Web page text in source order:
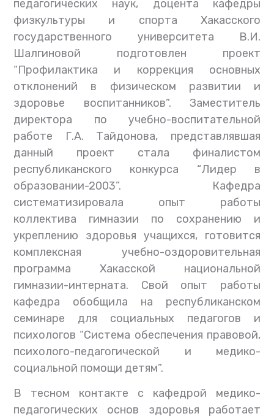
педагогических наук, доцента кафедры
физкультуры и спорта Хакасского
государственного университета В.И.
Шалгиновой подготовлен проект
“Профилактика и коррекция основных
отклонений в физическом развитии и
здоровье воспитанников”. Заместитель
директора по учебно-воспитательной
работе Г.А. Тайдонова, представлявшая
данный проект стала финалистом
республиканского конкурса “Лидер в
образовании-2003”. Кафедра
систематизировала опыт работы
коллектива гимназии по сохранению и
укреплению здоровья учащихся, готовится
комплексная учебно-оздоровительная
программа Хакасской национальной
гимназии-интерната. Свой опыт работы
кафедра обобщила на республиканском
семинаре для социальных педагогов и
психологов “Система обеспечения правовой,
психолого-педагогической и медико-
социальной помощи детям”.
В тесном контакте с кафедрой медико-
педагогических основ здоровья работает